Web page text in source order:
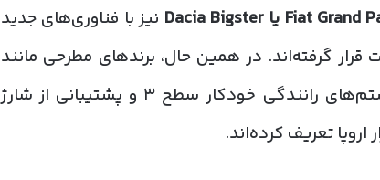
یا Dacia Bigster
نیز با فناوری‌های جدید
قرار گرفته‌اند. در همین حال، برندهای مطرحی مانند
با تمرکز بر سیستم‌های رانندگی خودکار سطح ۳ و پشتیبانی از شارژ
اروپا تعریف کرده‌اند.